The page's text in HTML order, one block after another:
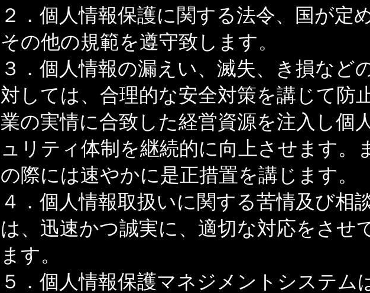
２．個人情報保護に関する法令、国が定
その他の規範を遵守致します。
３．個人情報の漏えい、滅失、き損など
対しては、合理的な安全対策を講じて防
業の実情に合致した経営資源を注入し個
ュリティ体制を継続的に向上させます。
の際には速やかに是正措置を講じます。
４．個人情報取扱いに関する苦情及び相
は、迅速かつ誠実に、適切な対応をさせ
ます。
５．個人情報保護マネジメントシステム